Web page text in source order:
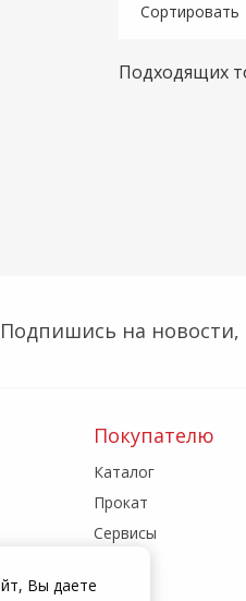
Сортировать
Подходящих
Подпишись на новости,
Покупателю
Каталог
Прокат
Сервисы
Статьи
Вы даете